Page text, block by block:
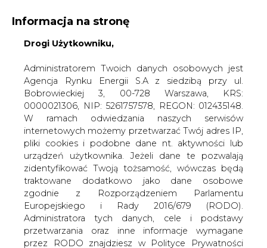
KONTAKT:
WIELKOŚĆ TEKSTU A A
ZALOGUJ SIĘ
Informacja na stronę
Drogi Użytkowniku,
Administratorem Twoich danych osobowych jest
Agencja Rynku Energii S.A z siedzibą przy ul.
Bobrowieckiej 3, 00-728 Warszawa, KRS:
0000021306, NIP: 5261757578, REGON: 012435148.
W ramach odwiedzania naszych serwisów
internetowych możemy przetwarzać Twój adres IP,
pliki cookies i podobne dane nt. aktywności lub
urządzeń użytkownika. Jeżeli dane te pozwalają
zidentyfikować Twoją tożsamość, wówczas będą
traktowane dodatkowo jako dane osobowe
zgodnie z Rozporządzeniem Parlamentu
Europejskiego i Rady 2016/679 (RODO).
Administratora tych danych, cele i podstawy
przetwarzania oraz inne informacje wymagane
przez RODO znajdziesz w Polityce Prywatności